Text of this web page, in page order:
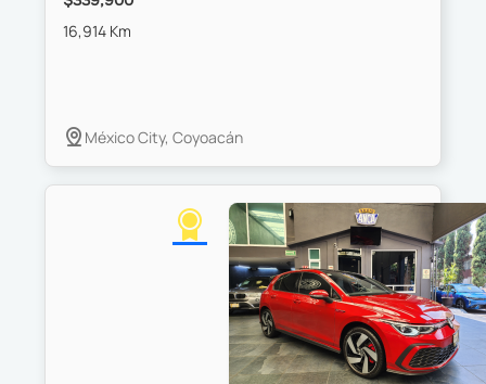
16,914 Km
México City, Coyoacán